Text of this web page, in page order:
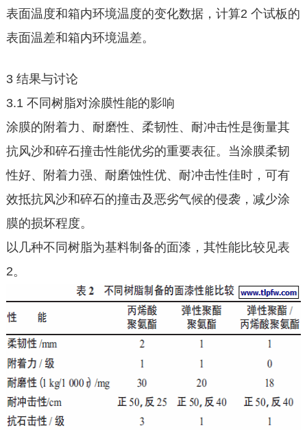
表面温度和箱内环境温度的变化数据，计算2 个试板的
表面温差和箱内环境温差。
3 结果与讨论
3.1 不同树脂对涂膜性能的影响
涂膜的附着力、耐磨性、柔韧性、耐冲击性是衡量其
抗风沙和碎石撞击性能优劣的重要表征。当涂膜柔韧
性好、附着力强、耐磨蚀性优、耐冲击性佳时，可有
效抵抗风沙和碎石的撞击及恶劣气候的侵袭，减少涂
膜的损坏程度。
以几种不同树脂为基料制备的面漆，其性能比较见表
2。